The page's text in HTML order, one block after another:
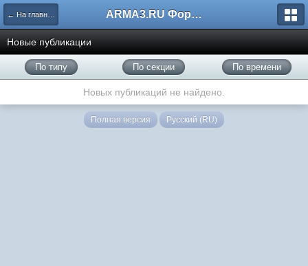
← На главную ARMA3.RU Форум
Новые публикации
По типу По секции По времени
Новых публикаций не найдено.
Полная версия Русский (RU)